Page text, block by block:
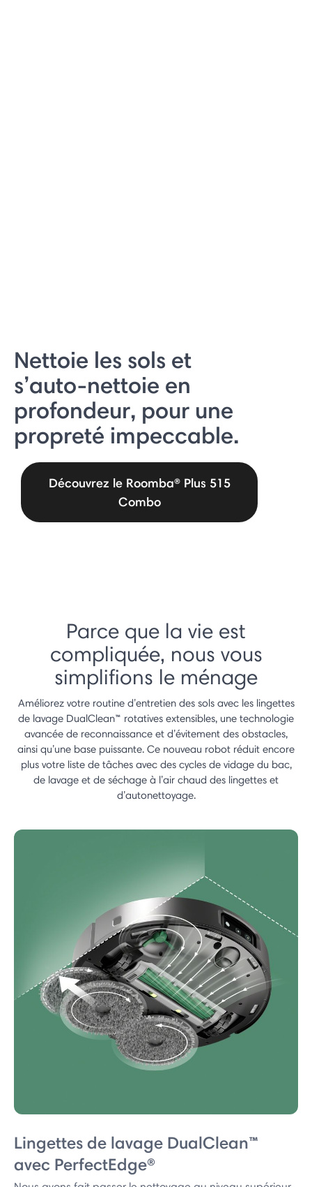
Nettoie les sols et
s’auto-nettoie en
profondeur, pour une
propreté impeccable.
Découvrez le Roomba® Plus 515
Combo
Parce que la vie est
compliquée, nous vous
simplifions le ménage
Améliorez votre routine d’entretien des sols avec les lingettes
de lavage DualClean™ rotatives extensibles, une technologie
avancée de reconnaissance et d’évitement des obstacles,
ainsi qu’une base puissante. Ce nouveau robot réduit encore
plus votre liste de tâches avec des cycles de vidage du bac,
de lavage et de séchage à l’air chaud des lingettes et
d’autonettoyage.
Lingettes de lavage DualClean™
avec PerfectEdge®